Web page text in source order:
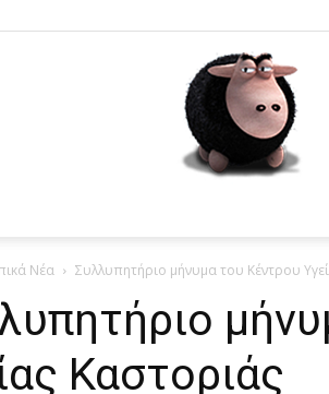
Νέα Συλλυπητήριο μήνυμα του Κέντρου
Καστοριάς